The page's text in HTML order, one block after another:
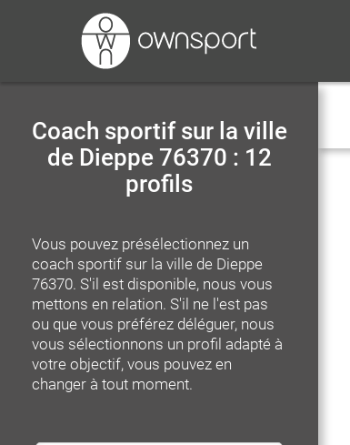
Coach sportif sur la ville
de Dieppe 76370 : 12
profils
Vous pouvez présélectionnez un
coach sportif sur la ville de Dieppe
76370. S'il est disponible, nous vous
mettons en relation. S'il ne l'est pas
ou que vous préférez déléguer, nous
vous sélectionnons un profil adapté à
votre objectif, vous pouvez en
changer à tout moment.